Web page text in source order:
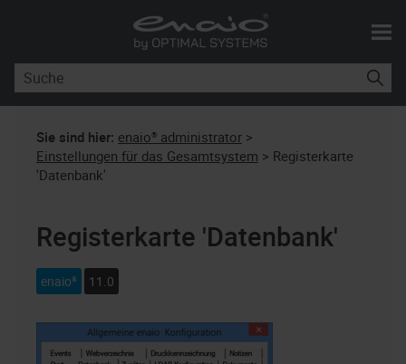
Skip To Main Content
Sie sind hier: enaio® administrator >
Einstellungen für das Gesamtsystem > Registerkarte
'Datenbank'
Registerkarte 'Datenbank'
enaio® 11.0